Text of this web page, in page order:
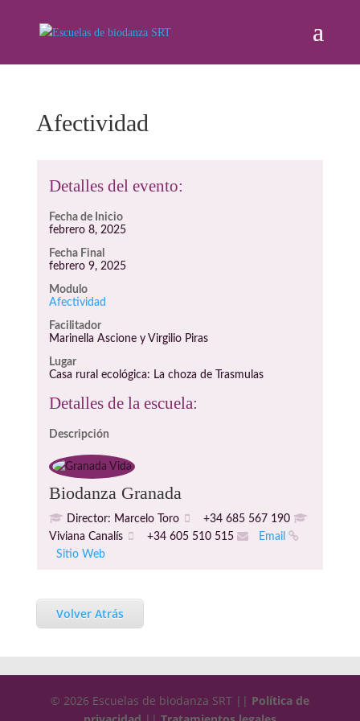
Afectividad
Detalles del evento:
Fecha de Inicio
febrero 8, 2025
Fecha Final
febrero 9, 2025
Modulo
Afectividad
Facilitador
Marinella Ascione y Virgilio Piras
Lugar
Casa rural ecológica: La choza de Trasmulas
Detalles de la escuela:
Descripción
Biodanza Granada
Director: Marcelo Toro
+34 685 567 190
Viviana Canalís
+34 605 510 515
Email
Sitio Web
Volver Atrás
© 2026 Escuelas de biodanza SRT || Política de